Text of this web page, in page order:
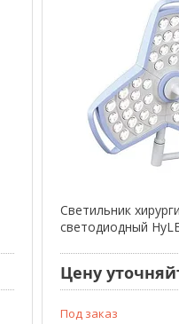
Светильник
светодиодный
Цену
Под заказ